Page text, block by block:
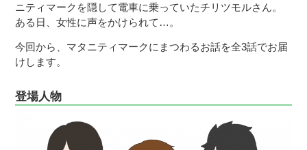
ニティマークを隠して電車に乗っていたチリツモルさん。
ある日、女性に声をかけられて…。
今回から、マタニティマークにまつわるお話を全3話でお届
けします。
登場人物